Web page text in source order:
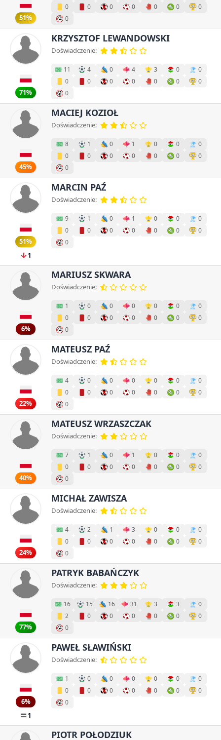
51%
0 0 0 0 0 0
0
0
71%
KRZYSZTOF LEWANDOWSKI
Doświadczenie:
11 4 0 4 3 0
0
0
0 0 0 0 0
0
0
45%
MACIEJ KOZIOŁ
Doświadczenie:
8 1 0 1 0 0
0
0
0 0 0 0 0
0
0
51%
1
MARCIN PAŹ
Doświadczenie:
9 1 0 1 0 0
0
0
0 0 0 0 0
0
0
6%
MARIUSZ SKWARA
Doświadczenie:
1 0 0 0 0 0
0
0
0 0 0 0 0
0
0
22%
MATEUSZ PAŹ
Doświadczenie:
4 0 0 0 0 0
0
0
0 0 0 0 0
0
0
40%
MATEUSZ WRZASZCZAK
Doświadczenie:
7 1 0 1 0 0
0
0
0 0 0 0 0
0
0
24%
MICHAŁ ZAWISZA
Doświadczenie:
4 2 1 3 0 0
0
0
0 0 0 0 0
0
0
77%
PATRYK BABAŃCZYK
Doświadczenie:
16 15 16 31 3 3
0
2
0 0 0 0 0
0
0
6%
1
PAWEŁ SŁAWIŃSKI
Doświadczenie:
1 0 0 0 0 0
0
0
0 0 0 0 0
0
0
PIOTR POŁODZIUK